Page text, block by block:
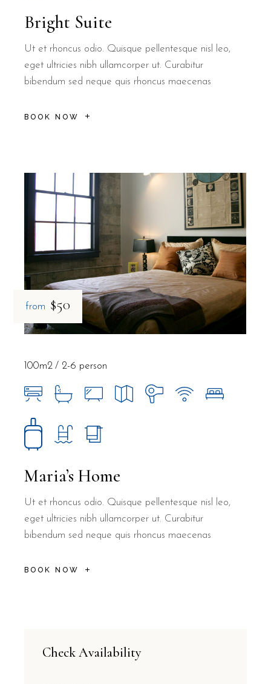
Bright Suite
Ut et rhoncus odio. Quisque pellentesque nisl leo,
eget ultricies nibh ullamcorper ut. Curabitur
bibendum sed neque quis rhoncus maecenas
BOOK NOW
from $50
Maria’s Home
Ut et rhoncus odio. Quisque pellentesque nisl leo,
eget ultricies nibh ullamcorper ut. Curabitur
bibendum sed neque quis rhoncus maecenas
BOOK NOW
100m2 2-6 person
Check Availability